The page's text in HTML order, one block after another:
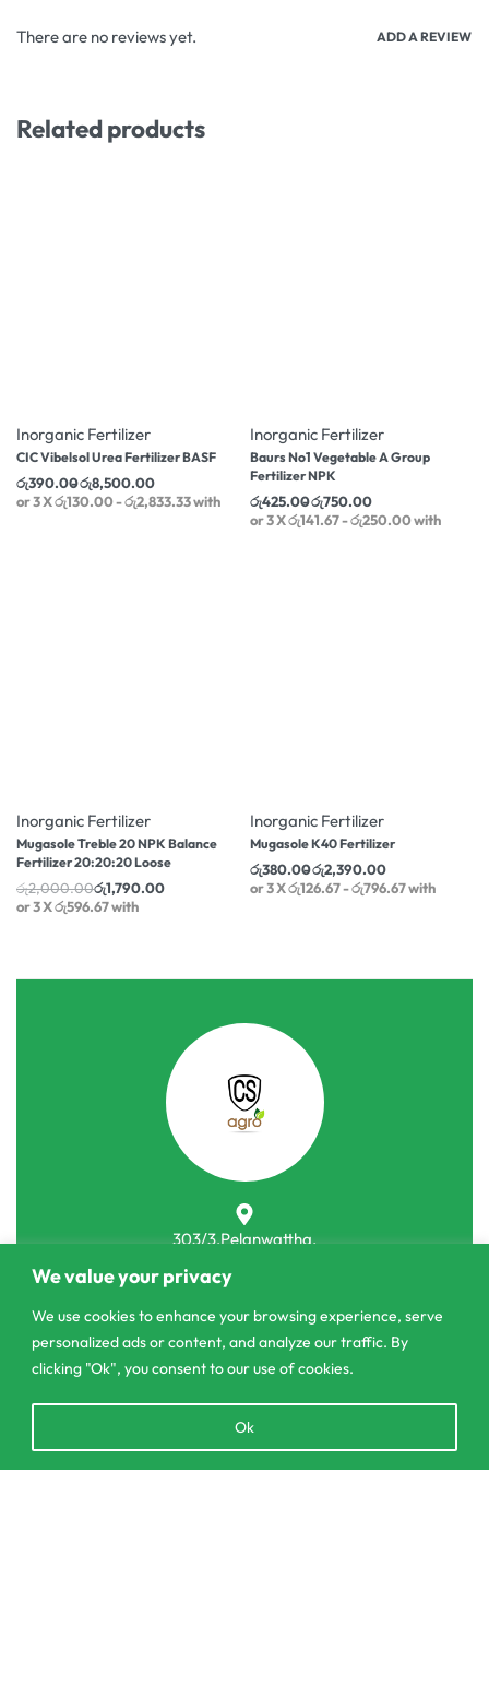
We value your privacy
We use cookies to enhance your browsing experience, serve
personalized ads or content, and analyze our traffic. By
clicking "Ok", you consent to our use of cookies.
Ok
There are no reviews yet. ADD A REVIEW
Related products
Inorganic Fertilizer
CIC Vibelsol Urea Fertilizer BASF
රු390.00රු8,500.00
or 3 Xරු130.00 - රු2,833.33with
Inorganic Fertilizer
Baurs No1 Vegetable A Group
Fertilizer NPK
රු425.00රු750.00
or 3 Xරු141.67 - රු250.00with
Inorganic Fertilizer
Mugasole Treble 20 NPK Balance
Fertilizer 20:20:20 Loose
රු2,000.00රු1,790.00
or 3 Xරු596.67with
Inorganic Fertilizer
Mugasole K40 Fertilizer
රු380.00රු2,390.00
or 3 Xරු126.67 - රු796.67with
303/3,Pelanwattha,
contact@csagrolk.com
011 2 841 996
Home
chaty